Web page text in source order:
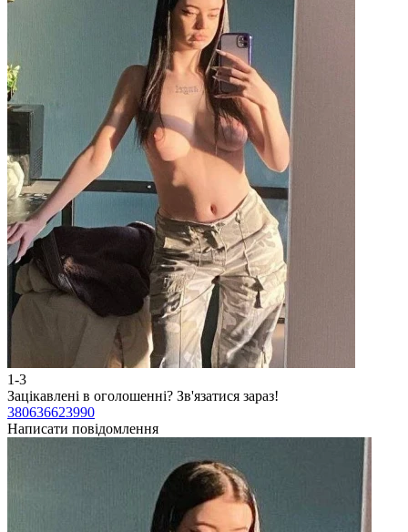
1-3
Зацікавлені в оголошенні? Зв'язатися зараз!
380636623990
Написати повідомлення